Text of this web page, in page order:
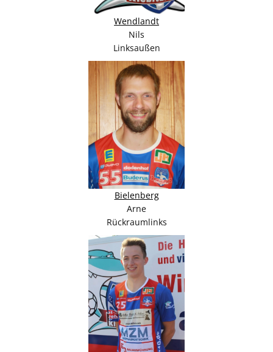
Wendlandt
Nils
Linksaußen
Bielenberg
Arne
Rückraumlinks